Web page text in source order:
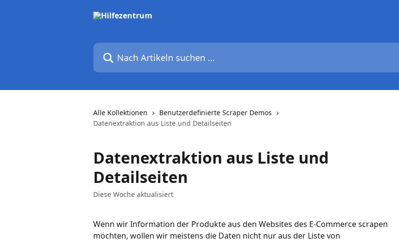
Nach Artikeln suchen …
Alle Kollektionen
Benutzerdefinierte Scraper Demos
Datenextraktion aus Liste und Detailseiten
Datenextraktion aus Liste und
Detailseiten
Diese Woche aktualisiert
Wenn wir Information der Produkte aus den Websites des E-Commerce scrapen
möchten, wollen wir meistens die Daten nicht nur aus der Liste von